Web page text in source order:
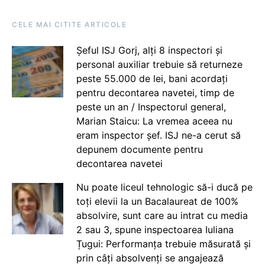
CELE MAI CITITE ARTICOLE
Șeful ISJ Gorj, alți 8 inspectori și
personal auxiliar trebuie să returneze
peste 55.000 de lei, bani acordați
pentru decontarea navetei, timp de
peste un an / Inspectorul general,
Marian Staicu: La vremea aceea nu
eram inspector șef. ISJ ne-a cerut să
depunem documente pentru
decontarea navetei
Nu poate liceul tehnologic să-i ducă pe
toți elevii la un Bacalaureat de 100%
absolvire, sunt care au intrat cu media
2 sau 3, spune inspectoarea Iuliana
Țugui: Performanța trebuie măsurată și
prin câți absolvenți se angajează